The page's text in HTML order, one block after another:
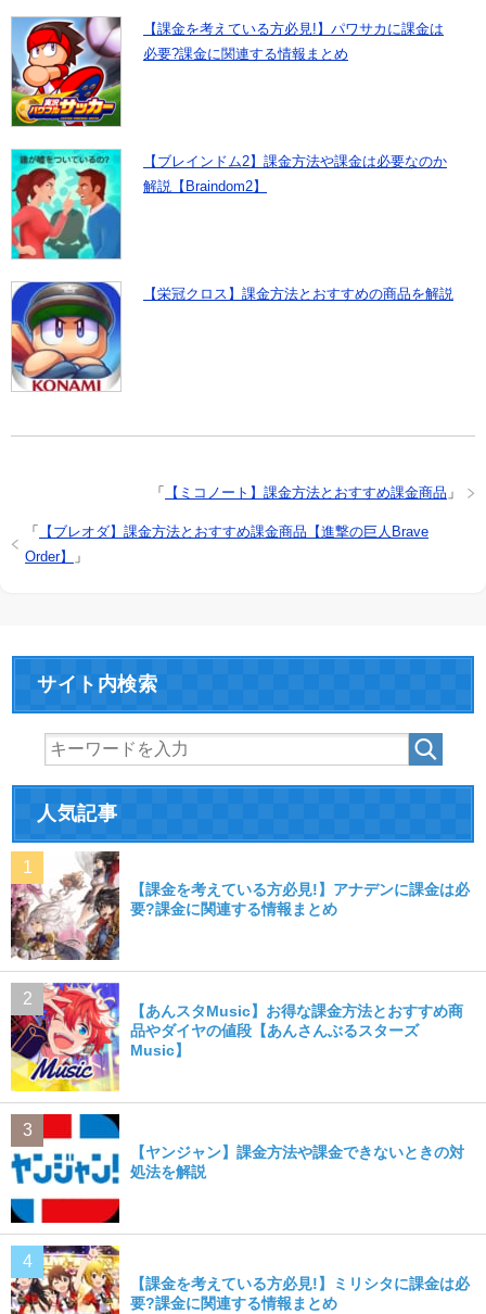
【課金を考えている方必見!】パワサカに課金は
必要?課金に関連する情報まとめ
【ブレインドム2】課金方法や課金は必要なのか
解説【Braindom2】
【栄冠クロス】課金方法とおすすめの商品を解説
「 【ミコノート】課金方法とおすすめ課金商品 」
「 【ブレオダ】課金方法とおすすめ課金商品【進撃の巨人Brave
Order】
」
サイト内検索
人気記事
【課金を考えている方必見!】アナデンに課金は必
要?課金に関連する情報まとめ
【あんスタMusic】お得な課金方法とおすすめ商
品やダイヤの値段【あんさんぶるスターズ
Music】
【ヤンジャン】課金方法や課金できないときの対
処法を解説
【課金を考えている方必見!】ミリシタに課金は必
要?課金に関連する情報まとめ